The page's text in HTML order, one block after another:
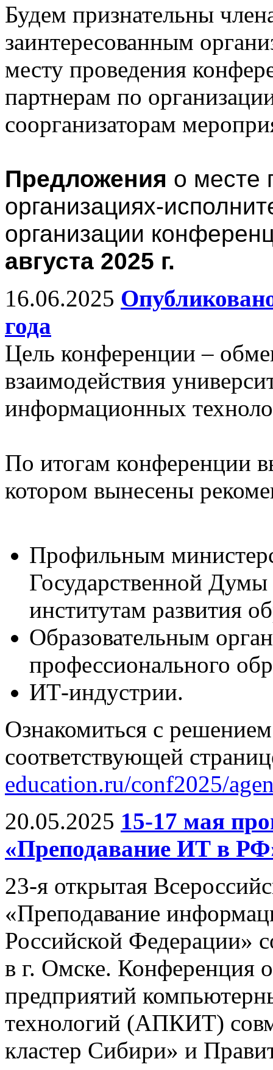
Будем признательны
заинтересованным
месту проведения
партнерам по
соорганизаторам
Предложения о месте
организациях-
организации
августа 2025 г.
16.06.2025
года
Цель конференции –
взаимодействия
информационных
По итогам конференции
котором вынесены
Профильным
Государственной
институтам развития
Образовательным
профессионального
ИТ-индустрии.
Ознакомиться с
соответствующей
education.ru/conf2025/
20.05.2025 15-17 мая
«Преподавание ИТ в
23-я открытая
«Преподавание
Российской Федерации»
в г. Омске. Конференция
предприятий
технологий (АПКИТ)
кластер Сибири» и